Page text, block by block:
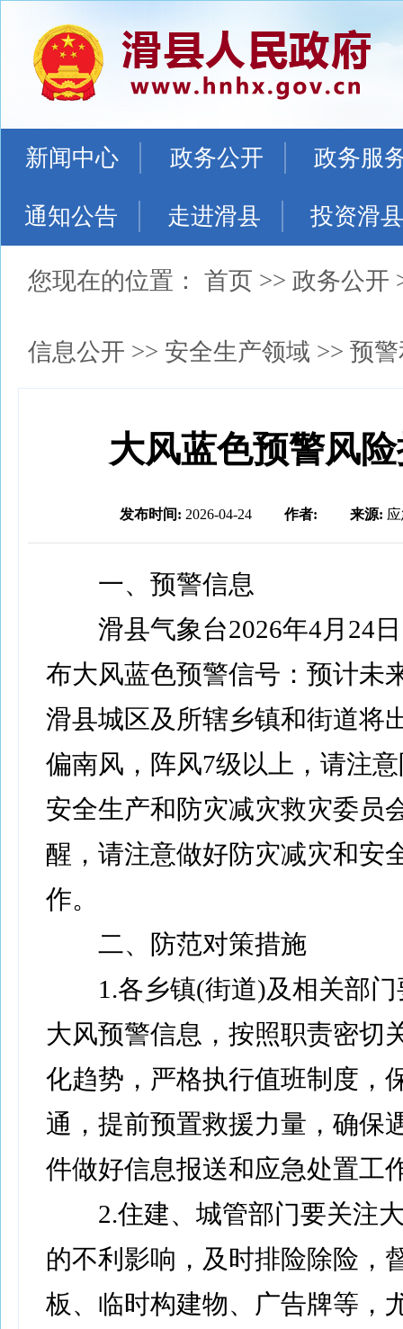
新闻中心 政务公开 政务服
通知公告 走进滑县 投资滑县
您现在的位置： 首页 >> 政务公开
信息公开 >> 安全生产领域 >> 预
大风蓝色预警风
发布时间: 2026-04-24 作者: 来源:
一、预警信息
滑县气象台2026年4月24日
布大风蓝色预警信号：预计未
滑县城区及所辖乡镇和街道将
偏南风，阵风7级以上，请注
安全生产和防灾减灾救灾委员
醒，请注意做好防灾减灾和安
作。
二、防范对策措施
1.各乡镇(街道)及相关部门
大风预警信息，按照职责密切
化趋势，严格执行值班制度，
通，提前预置救援力量，确保
件做好信息报送和应急处置工
2.住建、城管部门要关注大
的不利影响，及时排险除险，
板、临时构建物、广告牌等，